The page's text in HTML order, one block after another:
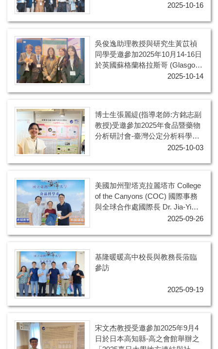
2025-10-16
吳俊逸助理教授與研究生黃苡禎
同學受邀參加2025年10月14-16日
於英國蘇格蘭格拉斯哥 (Glasgow,
United Kingdom) 舉辦之「4th
Reshaping Global Food
2025-10-14
博士生張麗緹(指導老師:方銘志副
教授)受邀參加2025年食品暨藥物
分析研討會-臺灣公定分析科學家
協會第十一屆第二次會員大會暨
2025-10-03
美國加州聖塔克拉麗塔市 College
of the Canyons (COC) 國際事務
與全球合作處國際長 Dr. Jia-Yi
Cheng-Levine 蒞臨本系參訪2025-09-26
基隆暖暖高中校長與教務長蒞臨
參訪
2025-09-19
宋文杰教授受邀參加2025年9月4
日於日本高知縣-高之會館舉辦之